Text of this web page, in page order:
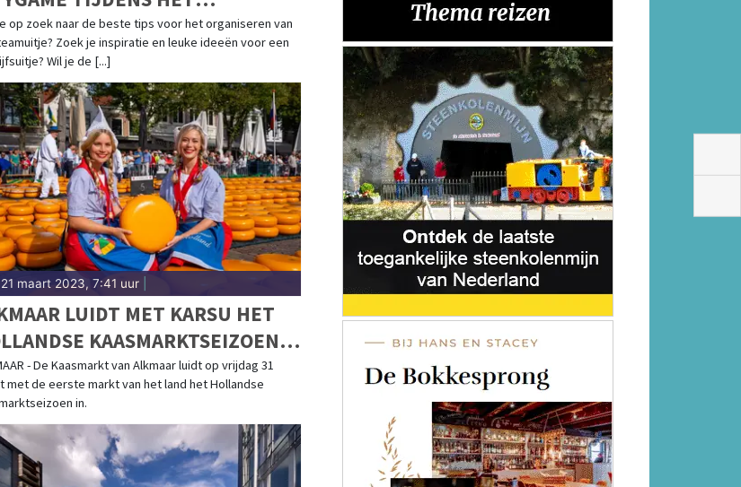
op zoek naar de beste tips voor het organiseren van
Zoek je inspiratie en leuke ideeën voor een
Wil je de [...]
21 maart 2023, 7:41 uur|
LUIDT MET KARSU HET
KAASMARKTSEIZOEN
- De Kaasmarkt van Alkmaar luidt op vrijdag 31
met de eerste markt van het land het Hollandse
in.